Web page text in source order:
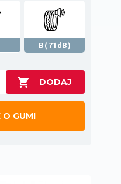
B(71dB)
O GUMI